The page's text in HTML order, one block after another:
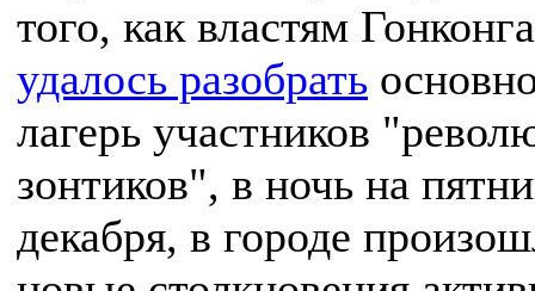
того, как властям Гонконга
удалось разобрать
лагерь участников
зонтиков", в ночь на
декабря, в городе